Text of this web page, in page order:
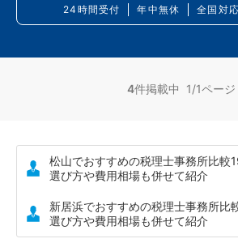
24時間受付 年中無休 全国対応
4件掲載中 1/1ページ
松山でおすすめの税理士事務所比較
選び方や費用相場も併せて紹介
新居浜でおすすめの税理士事務所比
選び方や費用相場も併せて紹介